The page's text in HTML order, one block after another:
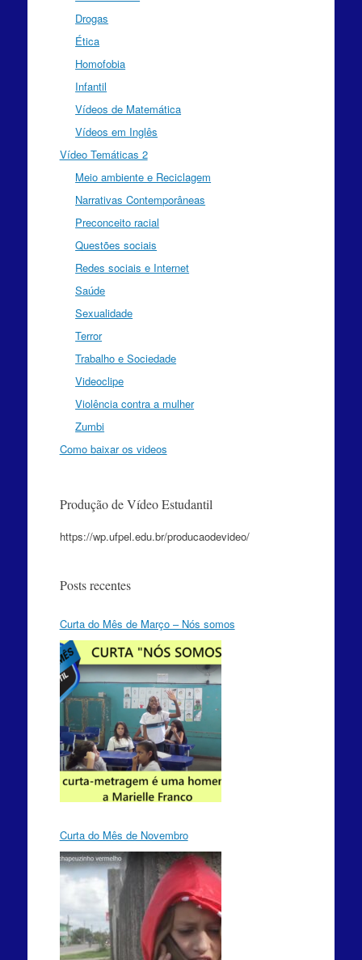
Drogas
Ética
Homofobia
Infantil
Vídeos de Matemática
Vídeos em Inglês
Vídeo Temáticas 2
Meio ambiente e Reciclagem
Narrativas Contemporâneas
Preconceito racial
Questões sociais
Redes sociais e Internet
Saúde
Sexualidade
Terror
Trabalho e Sociedade
Videoclipe
Violência contra a mulher
Zumbi
Como baixar os videos
Produção de Vídeo Estudantil
https://wp.ufpel.edu.br/producaodevideo/
Posts recentes
Curta do Mês de Março – Nós somos
Curta do Mês de Novembro